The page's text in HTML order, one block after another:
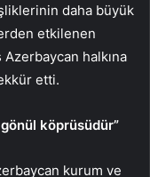
daha büyük
etkilenen
Azerbaycan halkına
etti.
köprüsüdür”
kurum ve